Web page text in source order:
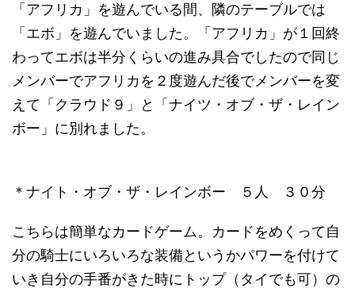
「アフリカ」を遊んでいる間、隣のテーブルでは
「エボ」を遊んでいました。「アフリカ」が１回終
わってエボは半分くらいの進み具合でしたので同じ
メンバーでアフリカを２度遊んだ後でメンバーを変
えて「クラウド９」と「ナイツ・オブ・ザ・レイン
ボー」に別れました。
＊ナイト・オブ・ザ・レインボー ５人 ３０分
こちらは簡単なカードゲーム。カードをめくって自
分の騎士にいろいろな装備というかパワーを付けて
いき自分の手番がきた時にトップ（タイでも可）の